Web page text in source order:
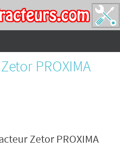
PROXIMA
Zetor PROXIMA